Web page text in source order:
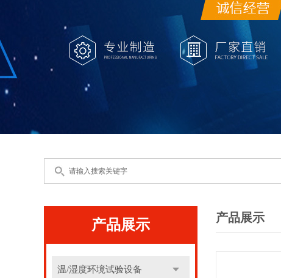
产品展示
温/湿度环境试验设备
产品展示